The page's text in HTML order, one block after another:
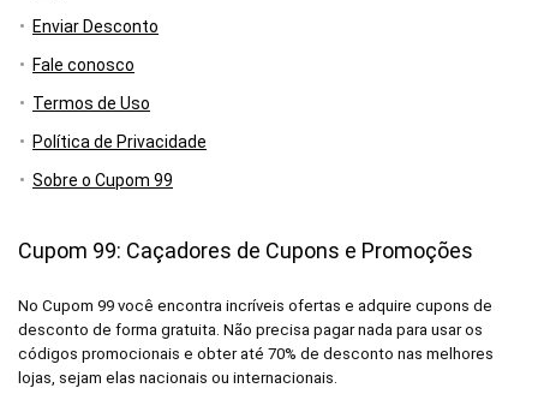
Enviar Desconto
Fale conosco
Termos de Uso
Política de Privacidade
Sobre o Cupom 99
Cupom 99: Caçadores de Cupons e Promoções
No Cupom 99 você encontra incríveis ofertas e adquire cupons de
desconto de forma gratuita. Não precisa pagar nada para usar os
códigos promocionais e obter até 70% de desconto nas melhores
lojas, sejam elas nacionais ou internacionais.